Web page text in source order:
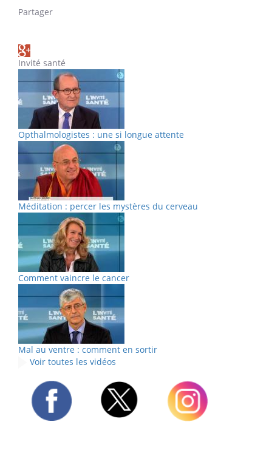
Partager
Invité santé
Opthalmologistes : une si longue attente
Méditation : percer les mystères du cerveau
Comment vaincre le cancer
Mal au ventre : comment en sortir
Voir toutes les vidéos